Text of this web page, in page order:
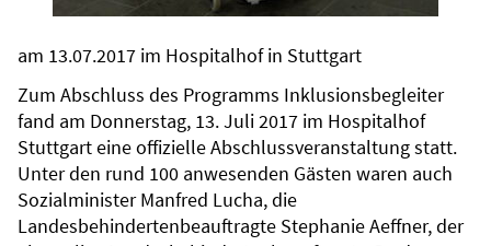
am 13.07.2017 im Hospitalhof in Stuttgart
Zum Abschluss des Programms Inklusionsbegleiter
fand am Donnerstag, 13. Juli 2017 im Hospitalhof
Stuttgart eine offizielle Abschlussveranstaltung statt.
Unter den rund 100 anwesenden Gästen waren auch
Sozialminister Manfred Lucha, die
Landesbehindertenbeauftragte Stephanie Aeffner, der